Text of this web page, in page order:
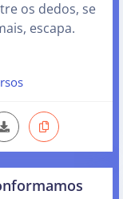
os dedos, se
escapa.